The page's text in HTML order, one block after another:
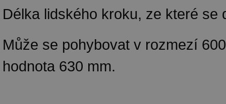
Délka lidského kroku, ze které
Může se pohybovat v rozmezí
hodnota 630 mm.